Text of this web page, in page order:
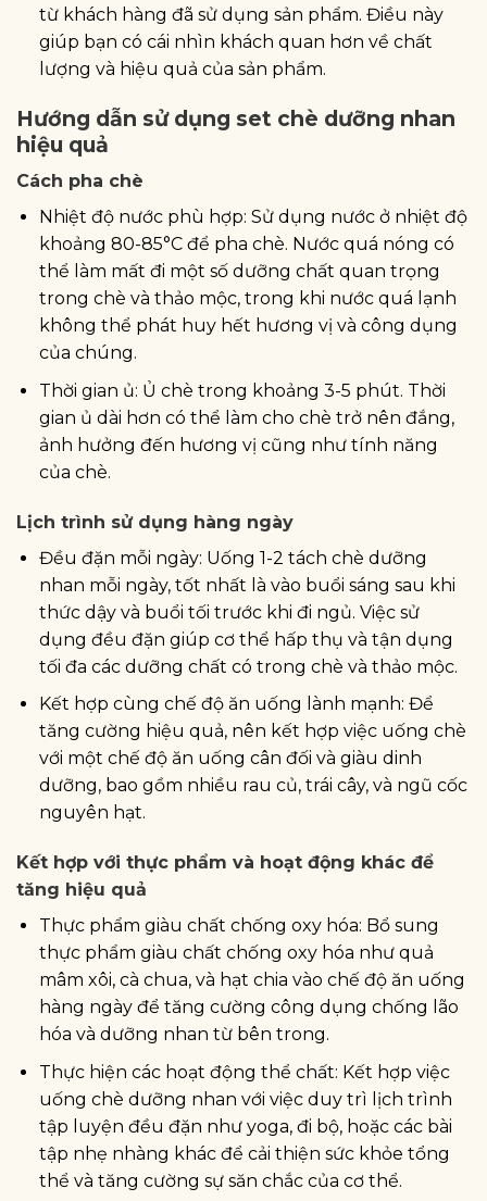
từ khách hàng đã sử dụng sản phẩm. Điều này
giúp bạn có cái nhìn khách quan hơn về chất
lượng và hiệu quả của sản phẩm.
Hướng dẫn sử dụng set chè dưỡng nhan
hiệu quả
Cách pha chè
Nhiệt độ nước phù hợp: Sử dụng nước ở nhiệt độ
khoảng 80-85°C để pha chè. Nước quá nóng có
thể làm mất đi một số dưỡng chất quan trọng
trong chè và thảo mộc, trong khi nước quá lạnh
không thể phát huy hết hương vị và công dụng
của chúng.
Thời gian ủ: Ủ chè trong khoảng 3-5 phút. Thời
gian ủ dài hơn có thể làm cho chè trở nên đắng,
ảnh hưởng đến hương vị cũng như tính năng
của chè.
Lịch trình sử dụng hàng ngày
Đều đặn mỗi ngày: Uống 1-2 tách chè dưỡng
nhan mỗi ngày, tốt nhất là vào buổi sáng sau khi
thức dậy và buổi tối trước khi đi ngủ. Việc sử
dụng đều đặn giúp cơ thể hấp thụ và tận dụng
tối đa các dưỡng chất có trong chè và thảo mộc.
Kết hợp cùng chế độ ăn uống lành mạnh: Để
tăng cường hiệu quả, nên kết hợp việc uống chè
với một chế độ ăn uống cân đối và giàu dinh
dưỡng, bao gồm nhiều rau củ, trái cây, và ngũ cốc
nguyên hạt.
Kết hợp với thực phẩm và hoạt động khác để
tăng hiệu quả
Thực phẩm giàu chất chống oxy hóa: Bổ sung
thực phẩm giàu chất chống oxy hóa như quả
mâm xôi, cà chua, và hạt chia vào chế độ ăn uống
hàng ngày để tăng cường công dụng chống lão
hóa và dưỡng nhan từ bên trong.
Thực hiện các hoạt động thể chất: Kết hợp việc
uống chè dưỡng nhan với việc duy trì lịch trình
tập luyện đều đặn như yoga, đi bộ, hoặc các bài
tập nhẹ nhàng khác để cải thiện sức khỏe tổng
thể và tăng cường sự săn chắc của cơ thể.